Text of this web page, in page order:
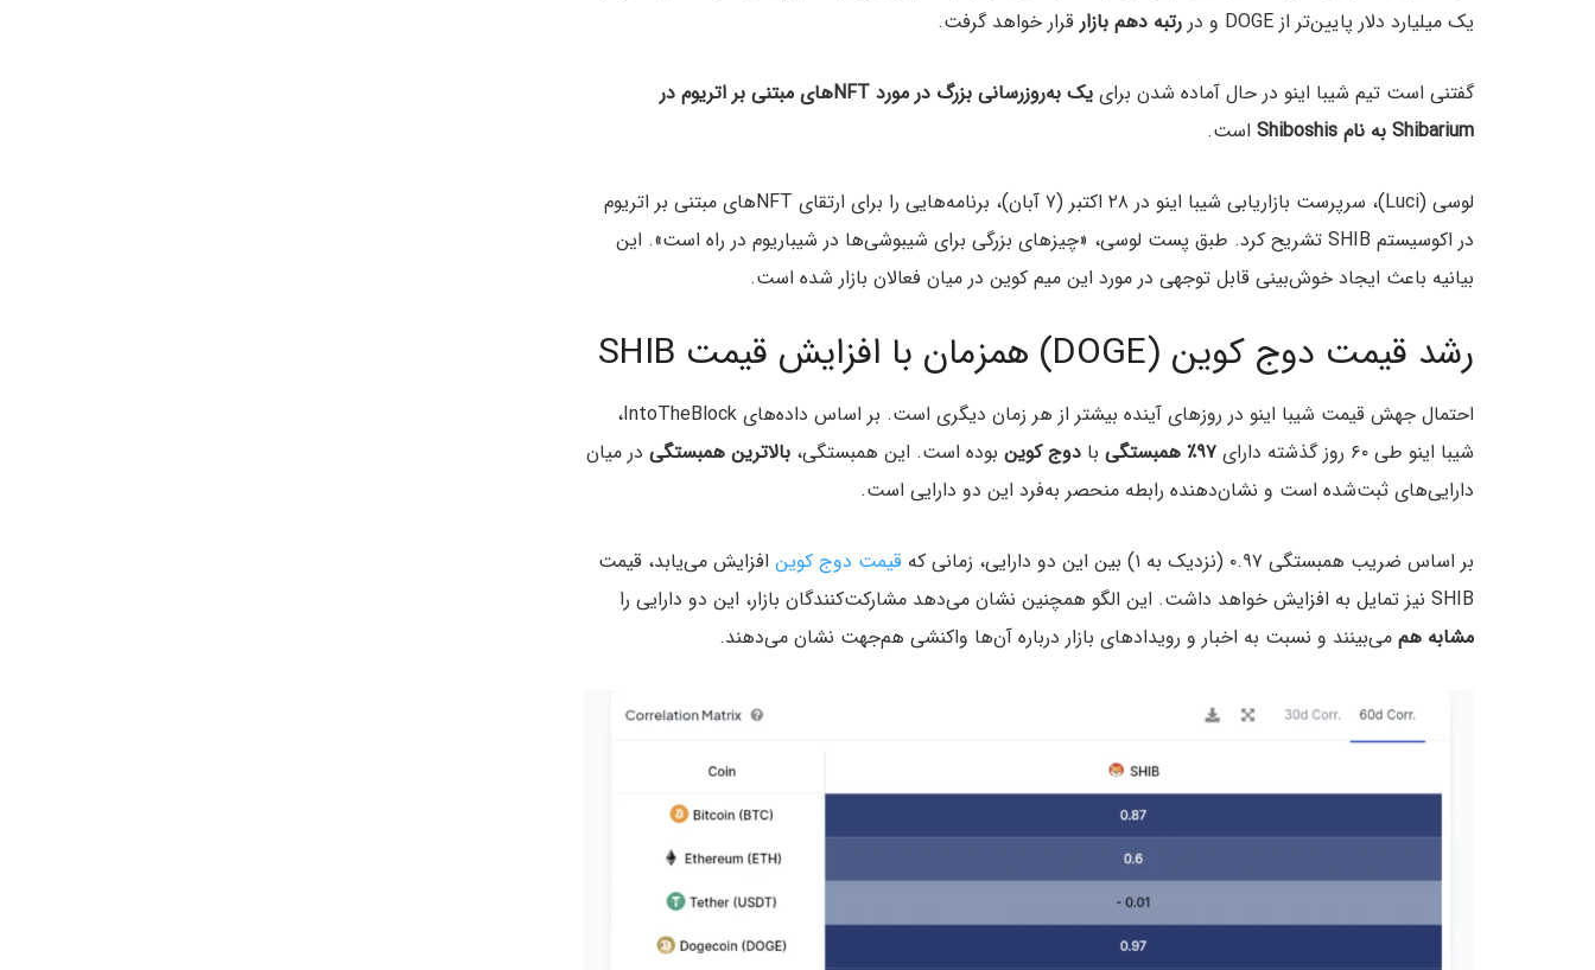
یک میلیارد دلار پایین‌تر از DOGE و در
رتبه دهم بازار قرار خواهد گرفت.
گفتنی است تیم شیبا اینو در حال آماده شدن برای
یک به‌روزرسانی بزرگ در مورد NFTهای مبتنی بر اتریوم در
Shibarium به نام Shiboshis
است.
لوسی (Luci)، سرپرست بازاریابی شیبا اینو در ۲۸ اکتبر‌ (۷ آبان)، برنامه‌هایی را برای ارتقای NFT‌های مبتنی بر اتریوم
در اکوسیستم SHIB تشریح کرد. طبق پست لوسی، «چیزهای بزرگی برای شیبوشی‌ها در شیباریوم در راه است». این
بیانیه باعث ایجاد خوش‌بینی قابل توجهی در مورد این میم کوین در میان فعالان بازار شده است.
رشد قیمت دوج کوین (DOGE) همزمان با افزایش قیمت SHIB
احتمال جهش قیمت شیبا اینو در روزهای آینده بیشتر از هر زمان دیگری است. بر اساس داده‌های IntoTheBlock،
شیبا اینو طی ۶۰ روز گذشته دارای
۹۷٪ همبستگی با دوج‌ کوین بوده است. این همبستگی، بالاترین همبستگی در میان
دارایی‌های ثبت‌شده است و نشان‌دهنده رابطه منحصر به‌فرد این دو دارایی است.
بر اساس ضریب همبستگی ۰.۹۷ (نزدیک به ۱) بین این دو دارایی، زمانی که قیمت دوج کوین افزایش می‌یابد، قیمت
SHIB نیز تمایل به افزایش خواهد داشت. این الگو همچنین نشان می‌دهد مشارکت‌کنندگان بازار، این دو دارایی را
مشابه هم می‌بینند و نسبت به اخبار و رویدادهای بازار درباره آن‌ها واکنشی هم‌جهت نشان می‌دهند.